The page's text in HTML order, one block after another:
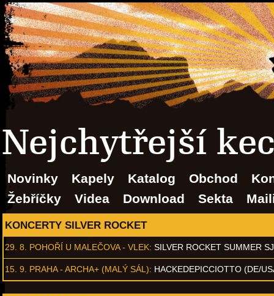
Nejchytřejší
Novinky Kapely Katalog Obchod
Žebříčky
Videa Download Sekta
KONCERTY SILVER ROCKET
29. 8. POHOŘÍ U MALEČOVA - VLEK: SILVER ROCKET SUMMER
15. 9. PRAHA - ARCHA+ (MALÝ SÁL): HACKEDEPICCIOTTO (DE/